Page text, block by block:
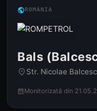
publicROMÂNIA
Bals
place Str. Nicolae
calendar_month Monitorizată din